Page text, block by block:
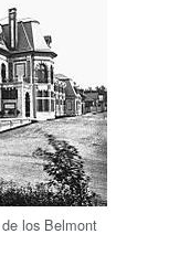
los Belmont